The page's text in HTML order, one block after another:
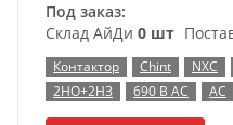
Под заказ:
Склад АйДи 0 шт
Контактор Chint NXC
2НО+2НЗ
690 В AC AC